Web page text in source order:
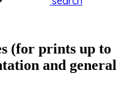
(for prints up to
and general